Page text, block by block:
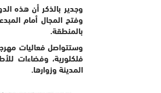
وجدير بالذكر أن هذه
وفتح المجال أمام
بالمنطقة.
فلكلورية، وفضاءات
المدينة وزوارها.